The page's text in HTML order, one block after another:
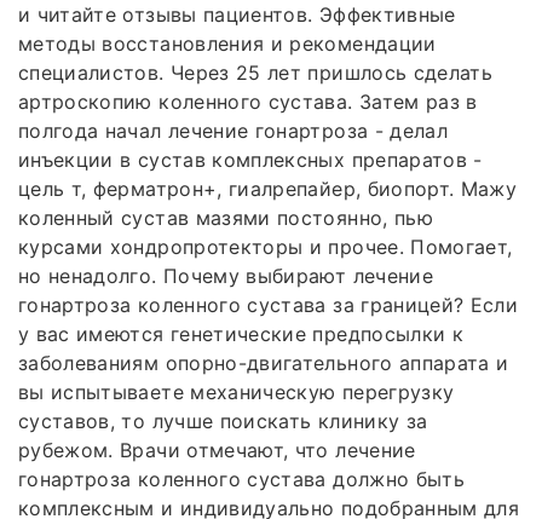
и читайте отзывы пациентов. Эффективные
методы восстановления и рекомендации
специалистов. Через 25 лет пришлось сделать
артроскопию коленного сустава. Затем раз в
полгода начал лечение гонартроза - делал
инъекции в сустав комплексных препаратов -
цель т, ферматрон+, гиалрепайер, биопорт. Мажу
коленный сустав мазями постоянно, пью
курсами хондропротекторы и прочее. Помогает,
но ненадолго. Почему выбирают лечение
гонартроза коленного сустава за границей? Если
у вас имеются генетические предпосылки к
заболеваниям опорно-двигательного аппарата и
вы испытываете механическую перегрузку
суставов, то лучше поискать клинику за
рубежом. Врачи отмечают, что лечение
гонартроза коленного сустава должно быть
комплексным и индивидуально подобранным для